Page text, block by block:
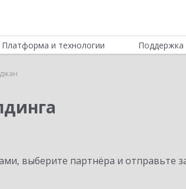
Платформа и технологии Поддержка
выберите партнёра и отправьте